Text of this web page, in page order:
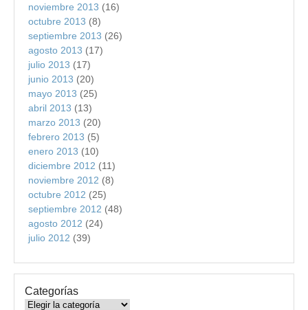
noviembre 2013 (16)
octubre 2013 (8)
septiembre 2013 (26)
agosto 2013 (17)
julio 2013 (17)
junio 2013 (20)
mayo 2013 (25)
abril 2013 (13)
marzo 2013 (20)
febrero 2013 (5)
enero 2013 (10)
diciembre 2012 (11)
noviembre 2012 (8)
octubre 2012 (25)
septiembre 2012 (48)
agosto 2012 (24)
julio 2012 (39)
Categorías
Categorías